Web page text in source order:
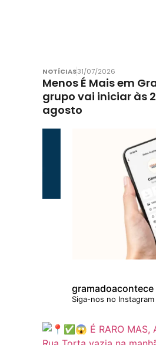
NOTÍCIAS31/07/2026
Menos É Mais em
grupo vai iniciar às
agosto
gramadoacontece
Siga-nos no